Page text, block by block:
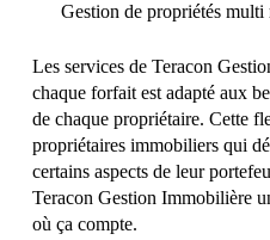
Gestion de propriétés multi
Les services de Teracon
chaque forfait est adapté aux
de chaque propriétaire. Cette
propriétaires immobiliers qui
certains aspects de leur
Teracon Gestion Immobilière
où ça compte.